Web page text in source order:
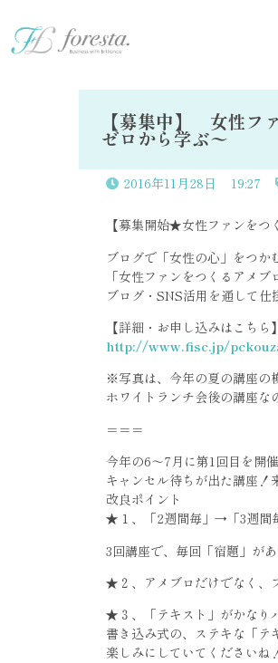
【募集中】 女性フ
ゼロから学ぶ〜
2016年11月28日 19:27
【募集開始★女性ファンをつ
ブログで「女性の心」をつか
「女性ファンをつくるアメブ
ブログ・SNS活用を通して
【詳細・お申し込みはこちら】
http://www.fisc.jp/
※写真は、今年の夏の講座の
ホワイトランチ会後の講座な
＝＝＝
今年の6～7月に第1回目を開
キャンセル待ちが出た講座！
改良ポイント
★１、「2週間毎」→「3週間
3回講座で、毎回「宿題」が
★２、アメブロだけでなく、
★３、「テキスト」がかなり
書き込み式の、ステキな「テ
楽しみにしていてくださいね